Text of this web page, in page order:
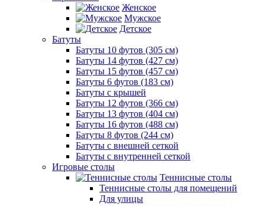
Женское
Мужское
Детское
Батуты
Батуты 10 футов (305 см)
Батуты 14 футов (427 см)
Батуты 15 футов (457 см)
Батуты 6 футов (183 см)
Батуты с крышей
Батуты 12 футов (366 см)
Батуты 13 футов (404 см)
Батуты 16 футов (488 см)
Батуты 8 футов (244 см)
Батуты с внешней сеткой
Батуты с внутренней сеткой
Игровые столы
Теннисные столы
Теннисные столы для помещений
Для улицы